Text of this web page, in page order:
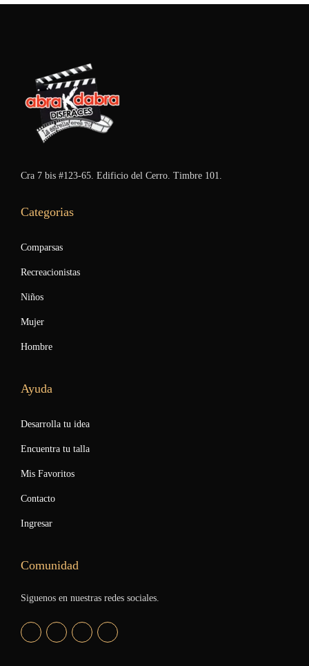
Cra 7 bis #123-65. Edificio del Cerro. Timbre 101.
Categorias
Comparsas
Recreacionistas
Niños
Mujer
Hombre
Ayuda
Desarrolla tu idea
Encuentra tu talla
Mis Favoritos
Contacto
Ingresar
Comunidad
Siguenos en nuestras redes sociales.